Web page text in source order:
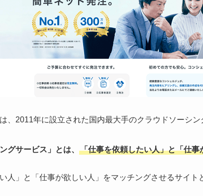
、2011年に設立された国内最大手のクラウドソーシン
グサービス」とは、
「仕事を依頼したい人」と「仕
い人」と「仕事が欲しい人」をマッチングさせるサイ